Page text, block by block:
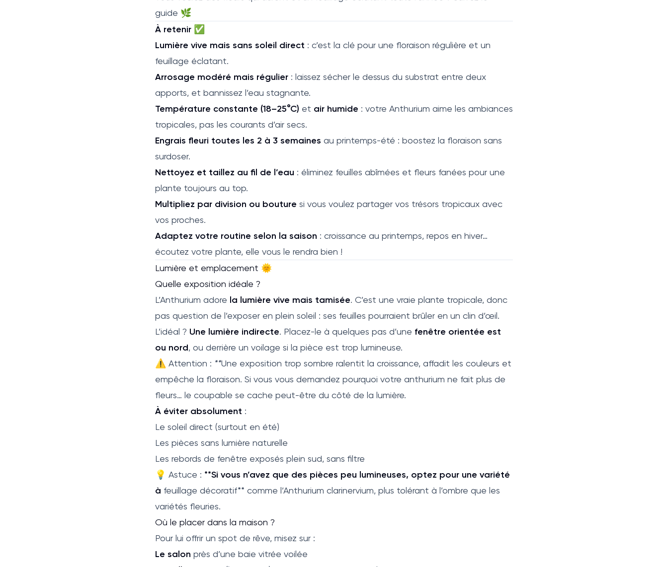
guide 🌿
À retenir ✅
Lumière vive mais sans soleil direct : c’est la clé pour une floraison régulière et un
feuillage éclatant.
Arrosage modéré mais régulier : laissez sécher le dessus du substrat entre deux
apports, et bannissez l’eau stagnante.
Température constante (18–25°C) et air humide : votre Anthurium aime les ambiances
tropicales, pas les courants d’air secs.
Engrais fleuri toutes les 2 à 3 semaines au printemps-été : boostez la floraison sans
surdoser.
Nettoyez et taillez au fil de l’eau : éliminez feuilles abîmées et fleurs fanées pour une
plante toujours au top.
Multipliez par division ou bouture si vous voulez partager vos trésors tropicaux avec
vos proches.
Adaptez votre routine selon la saison : croissance au printemps, repos en hiver…
écoutez votre plante, elle vous le rendra bien !
Lumière et emplacement 🌞
Quelle exposition idéale ?
L’Anthurium adore la lumière vive mais tamisée. C’est une vraie plante tropicale, donc
pas question de l’exposer en plein soleil : ses feuilles pourraient brûler en un clin d’œil.
L’idéal ? Une lumière indirecte. Placez-le à quelques pas d’une fenêtre orientée est
ou nord, ou derrière un voilage si la pièce est trop lumineuse.
⚠️ Attention : **Une exposition trop sombre ralentit la croissance, affadit les couleurs et
empêche la floraison. Si vous vous demandez pourquoi votre anthurium ne fait plus de
fleurs… le coupable se cache peut-être du côté de la lumière.
À éviter absolument :
Le soleil direct (surtout en été)
Les pièces sans lumière naturelle
Les rebords de fenêtre exposés plein sud, sans filtre
💡 Astuce : **Si vous n’avez que des pièces peu lumineuses, optez pour une variété
à feuillage décoratif** comme l’Anthurium clarinervium, plus tolérant à l’ombre que les
variétés fleuries.
Où le placer dans la maison ?
Pour lui offrir un spot de rêve, misez sur :
Le salon près d’une baie vitrée voilée